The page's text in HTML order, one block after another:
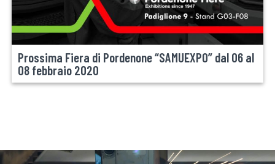
Prossima Fiera di Pordenone “SAMUEXPO” dal 06 al
08 febbraio 2020